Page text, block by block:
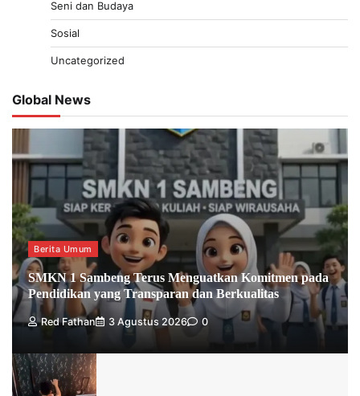
Seni dan Budaya
Sosial
Uncategorized
Global News
Berita Umum
SMKN 1 Sambeng Terus Menguatkan Komitmen pada
Pendidikan yang Transparan dan Berkualitas
Red Fathan 3 Agustus 2026 0